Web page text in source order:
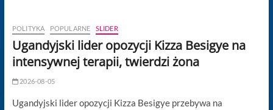
POLITYKA POPULARNE SLIDER
Ugandyjski lider opozycji Kizza Besigye na
intensywnej terapii, twierdzi żona
2026-08-05
Ugandyjski lider opozycji Kizza Besigye przebywa na